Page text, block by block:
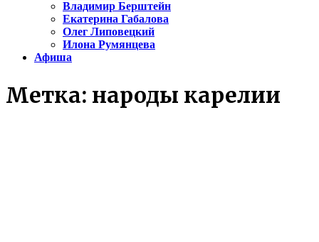
Владимир Берштейн
Екатерина Габалова
Олег Липовецкий
Илона Румянцева
Афиша
Метка: народы карелии